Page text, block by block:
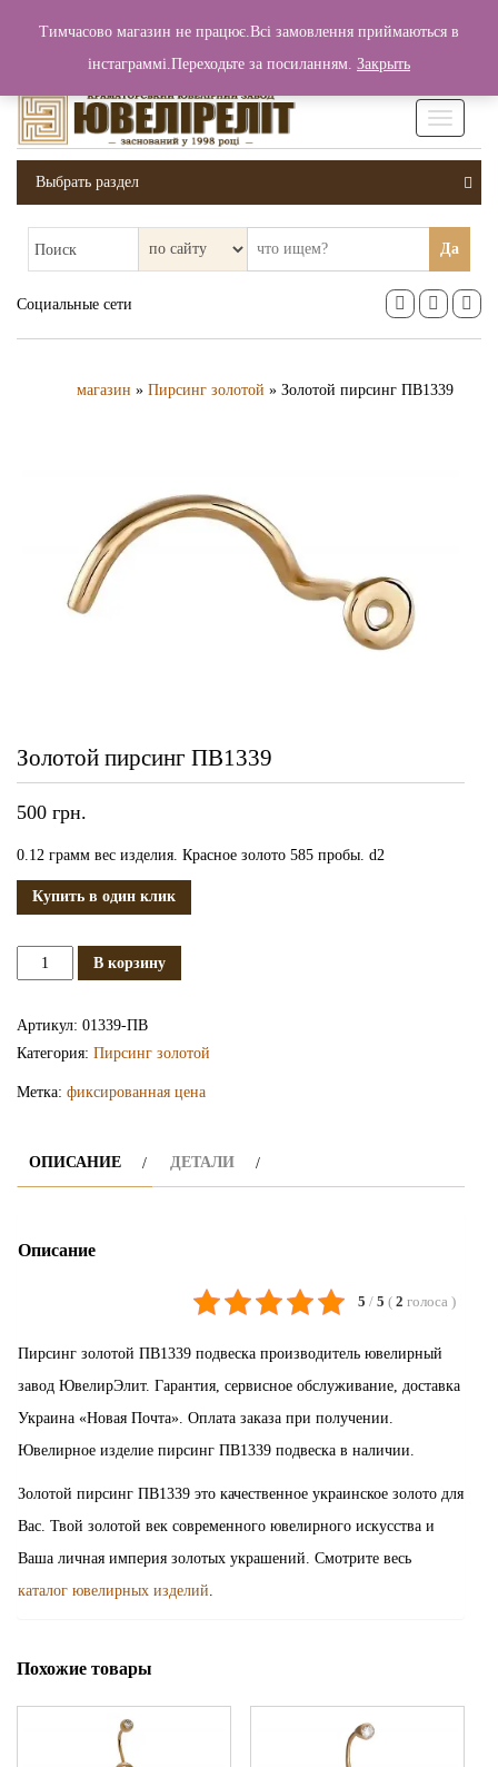
Вход / Регистрация 0 грн.
Выбрать раздел
Поиск Да
Социальные сети
магазин » Пирсинг золотой » Золотой пирсинг ПВ1339
Золотой пирсинг ПВ1339
500 грн.
0.12 грамм вес изделия. Красное золото 585 пробы. d2
Купить в один клик
КоличествоВ корзину
Артикул: 01339-ПВ
Категория: Пирсинг золотой
Метка: фиксированная цена
ОПИСАНИЕ ДЕТАЛИ
Описание
5 / 5 ( 2 голоса )
Пирсинг золотой ПВ1339 подвеска производитель ювелирный
завод ЮвелирЭлит. Гарантия, сервисное обслуживание, доставка
Украина «Новая Почта». Оплата заказа при получении.
Ювелирное изделие пирсинг ПВ1339 подвеска в наличии.
Золотой пирсинг ПВ1339 это качественное украинское золото для
Вас. Твой золотой век современного ювелирного искусства и
Ваша личная империя золотых украшений. Смотрите весь
каталог ювелирных изделий
Похожие товары
Тимчасово магазин не працює.Всі замовлення приймаються в
інстаграммі.Переходьте за посиланням. Закрыть